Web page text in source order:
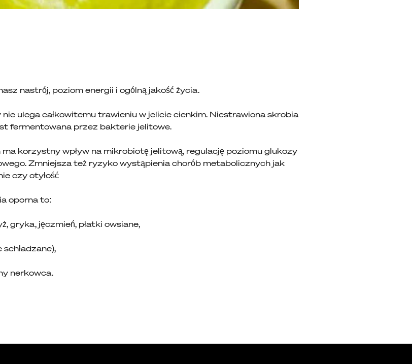
nastrój, poziom energii i ogólną jakość życia.
ulega całkowitemu trawieniu w jelicie cienkim. Niestrawiona skrobia
fermentowana przez bakterie jelitowe.
korzystny wpływ na mikrobiotę jelitową, regulację poziomu glukozy
Zmniejsza też ryzyko wystąpienia chorób metabolicznych jak
czy otyłość
oporna to:
gryka, jęczmień, płatki owsiane,
nerkowca.